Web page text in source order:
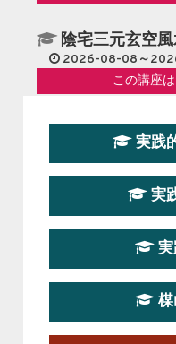
陰宅三元玄空
2026-08-08～
この講座
第１９期立命
2026-08-22～
第19期立命塾
2026-03-20～
第１９期立命
実践
実